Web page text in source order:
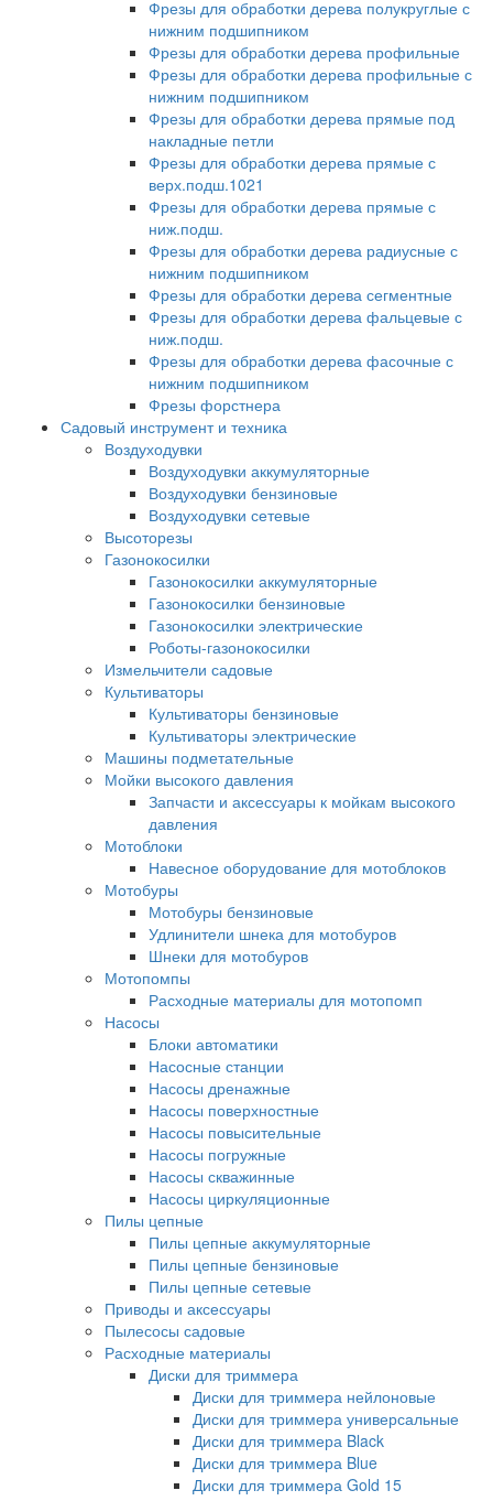
Фрезы для обработки дерева полукруглые с
нижним подшипником
Фрезы для обработки дерева профильные
Фрезы для обработки дерева профильные с
нижним подшипником
Фрезы для обработки дерева прямые под
накладные петли
Фрезы для обработки дерева прямые с
верх.подш.1021
Фрезы для обработки дерева прямые с
ниж.подш.
Фрезы для обработки дерева радиусные с
нижним подшипником
Фрезы для обработки дерева сегментные
Фрезы для обработки дерева фальцевые с
ниж.подш.
Фрезы для обработки дерева фасочные с
нижним подшипником
Фрезы форстнера
Садовый инструмент и техника
Воздуходувки
Воздуходувки аккумуляторные
Воздуходувки бензиновые
Воздуходувки сетевые
Высоторезы
Газонокосилки
Газонокосилки аккумуляторные
Газонокосилки бензиновые
Газонокосилки электрические
Роботы-газонокосилки
Измельчители садовые
Культиваторы
Культиваторы бензиновые
Культиваторы электрические
Машины подметательные
Мойки высокого давления
Запчасти и аксессуары к мойкам высокого
давления
Мотоблоки
Навесное оборудование для мотоблоков
Мотобуры
Мотобуры бензиновые
Удлинители шнека для мотобуров
Шнеки для мотобуров
Мотопомпы
Расходные материалы для мотопомп
Насосы
Блоки автоматики
Насосные станции
Насосы дренажные
Насосы поверхностные
Насосы повысительные
Насосы погружные
Насосы скважинные
Насосы циркуляционные
Пилы цепные
Пилы цепные аккумуляторные
Пилы цепные бензиновые
Пилы цепные сетевые
Приводы и аксессуары
Пылесосы садовые
Расходные материалы
Диски для триммера
Диски для триммера нейлоновые
Диски для триммера универсальные
Диски для триммера Black
Диски для триммера Blue
Диски для триммера Gold 15